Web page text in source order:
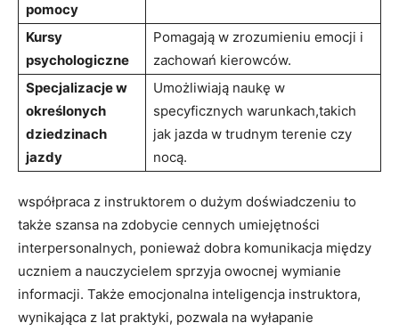
pomocy
Kursy
psychologiczne
Pomagają⁤ w ‍zrozumieniu emocji i
zachowań ⁢kierowców.
Specjalizacje ‌w⁢
określonych​
dziedzinach
jazdy
Umożliwiają ‍naukę w
specyficznych warunkach,takich
jak‍ jazda w‌ trudnym terenie czy
nocą.
współpraca z ‍instruktorem o dużym doświadczeniu to
także szansa na⁤ zdobycie cennych umiejętności
interpersonalnych, ponieważ ⁢dobra‍ komunikacja między
uczniem‍ a nauczycielem ⁣sprzyja owocnej wymianie
informacji.‍ Także‍ emocjonalna inteligencja ‌instruktora,
⁣wynikająca z lat praktyki, pozwala na wyłapanie